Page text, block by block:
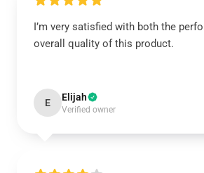
I’m very satisfied with both the
overall quality of this product.
E Elijah
Verified owner